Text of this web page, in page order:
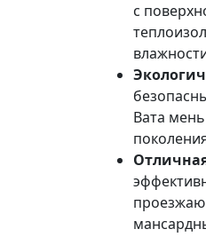
с
Вата